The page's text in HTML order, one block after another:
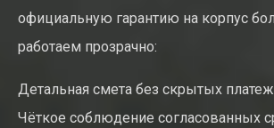
официальную гарантию на корпус
работаем прозрачно:
Детальная смета без скрытых
Чёткое соблюдение согласованных